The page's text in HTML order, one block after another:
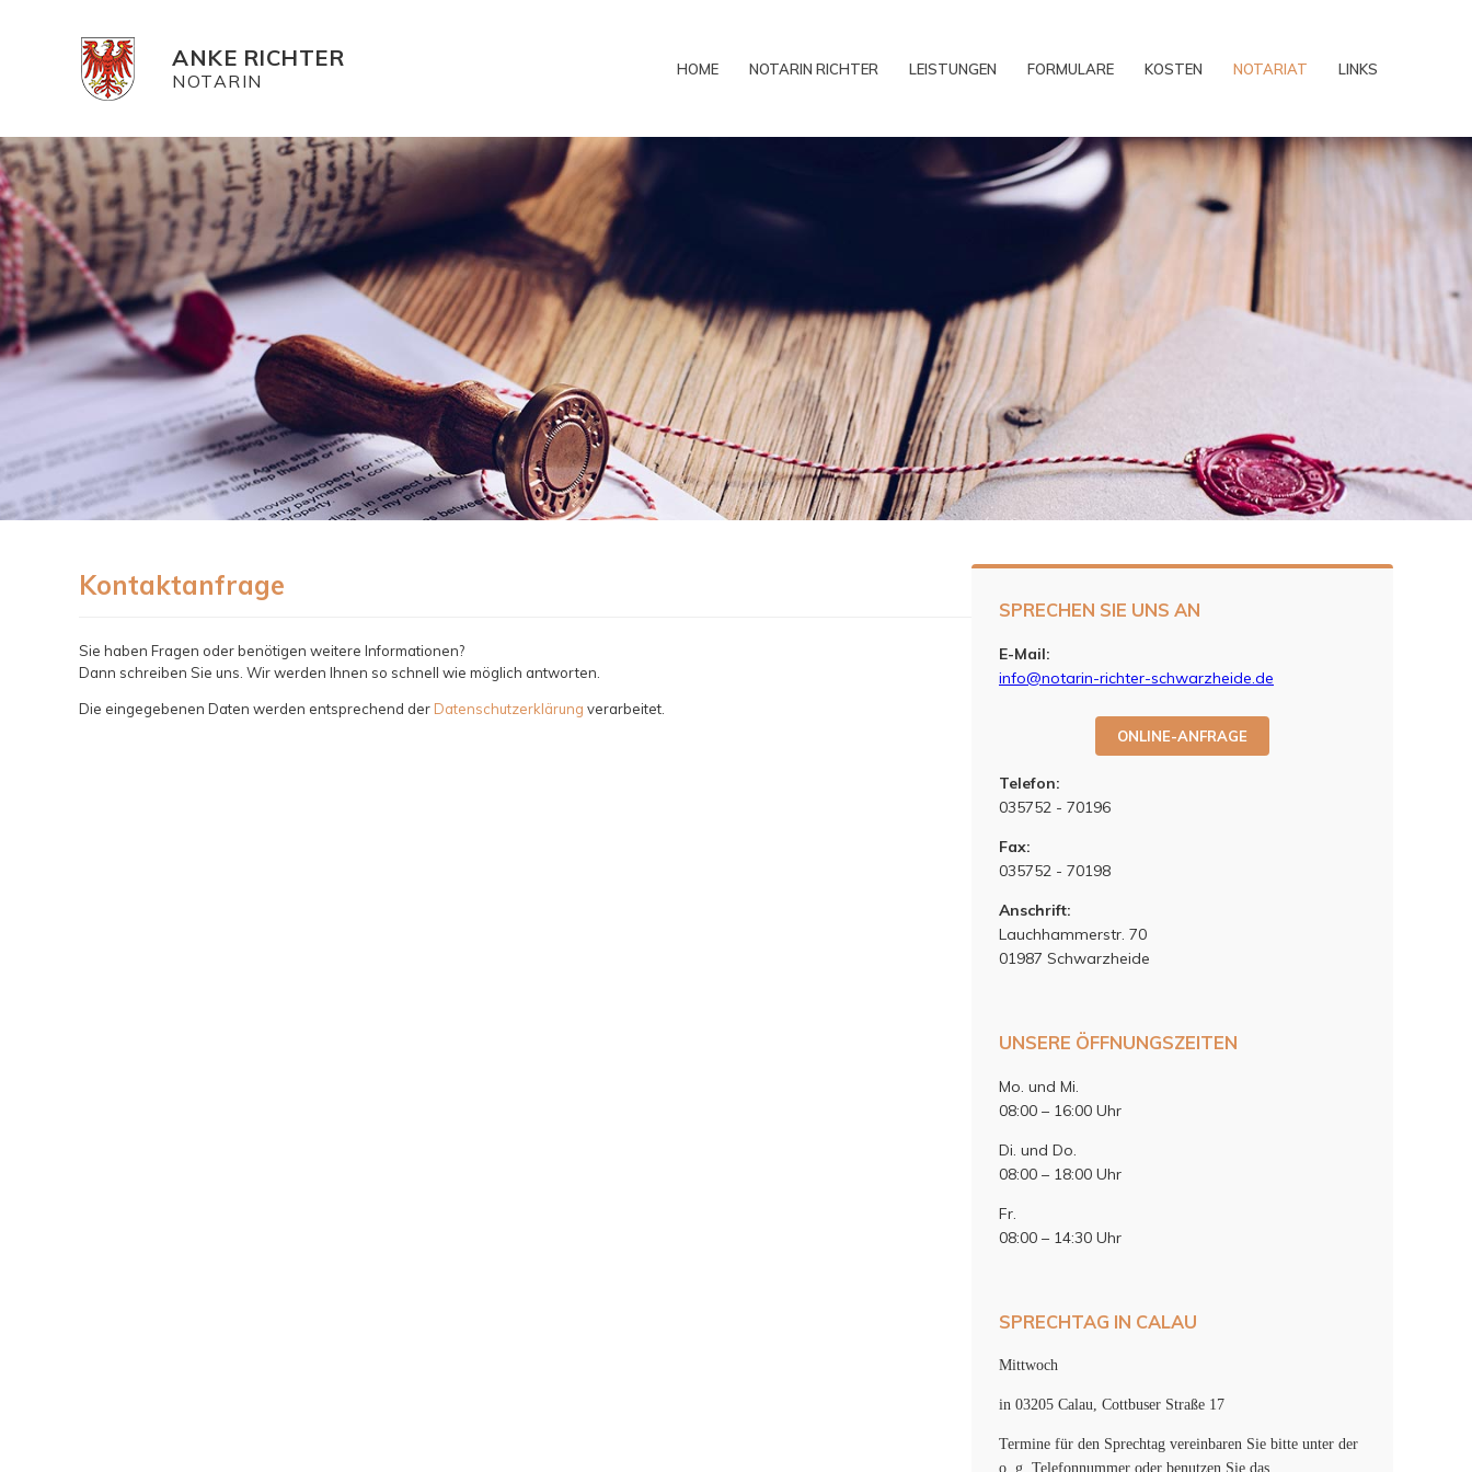
ANKE RICHTER
NOTARIN
HOME NOTARIN RICHTER LEISTUNGEN FORMULARE KOSTEN NOTARIAT LINKS
Kontaktanfrage
Sie haben Fragen oder benötigen weitere Informationen?
Dann schreiben Sie uns. Wir werden Ihnen so schnell wie möglich antworten.
Die eingegebenen Daten werden entsprechend der Datenschutzerklärung verarbeitet.
SPRECHEN SIE UNS AN
E-Mail:
info@notarin-richter-schwarzheide.de
ONLINE-ANFRAGE
Telefon:
035752 - 70196
Fax:
035752 - 70198
Anschrift:
Lauchhammerstr. 70
01987 Schwarzheide
UNSERE ÖFFNUNGSZEITEN
Mo. und Mi.
08:00 – 16:00 Uhr
Di. und Do.
08:00 – 18:00 Uhr
Fr.
08:00 – 14:30 Uhr
SPRECHTAG IN CALAU
Mittwoch
in 03205 Calau, Cottbuser Straße 17
Termine für den Sprechtag vereinbaren Sie bitte unter der
o. g. Telefonnummer oder benutzen Sie das